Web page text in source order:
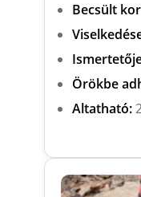
Becsült
Örökbe
Altatható: